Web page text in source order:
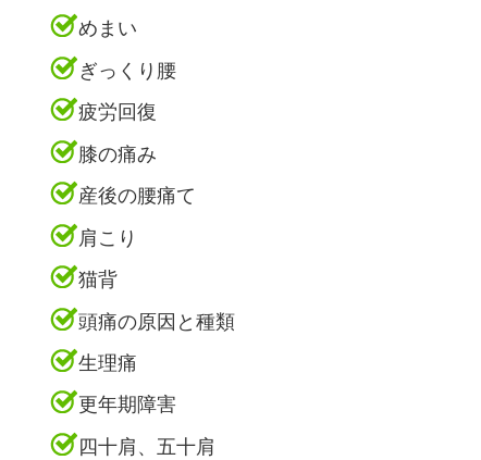
めまい
ぎっくり腰
疲労回復
膝の痛み
産後の腰痛て
肩こり
猫背
頭痛の原因と種類
生理痛
更年期障害
四十肩、五十肩